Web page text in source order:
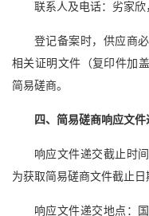
联系人及电话：劣家欣
登记备案时，供应商
相关证明文件（复印件加
简易磋商。
四、简易磋商响应文
响应文件递交截止时
为获取简易磋商文件截止日
响应文件递交地点：